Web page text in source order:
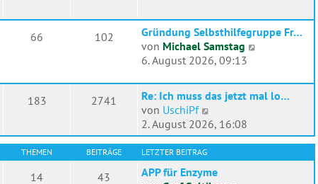
e
i
t
r
g
s
t
e
r
B
e
r
g
66 102
Gründung Selbsthilfegruppe Fr…
von Michael Samstag
e
s
r
B
6. August 2026, 09:13
183 2741
Re: Ich muss das jetzt mal lo…
von UschiPf
e
u
s
t
2. August 2026, 16:08
THEMEN BEITRÄGE LETZTER BEITRAG
14 43
APP für Enzyme